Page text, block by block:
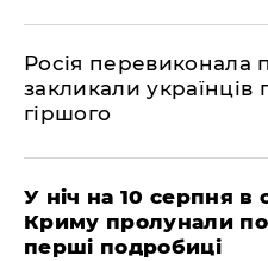
Росія перевиконала
закликали українців
гіршого
У ніч на 10 серпня
Криму пролунали
перші подробиці